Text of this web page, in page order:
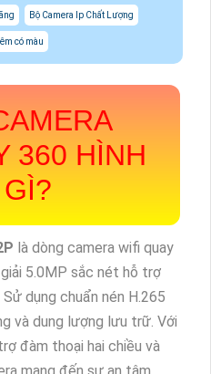
Bộ Camera Ip Chất Lượng
có màu
360 HÌNH
là dòng camera wifi quay
5.0MP sắc nét hỗ trợ
dụng chuẩn nén H.265
và dung lượng lưu trữ. Với
đàm thoại hai chiều và